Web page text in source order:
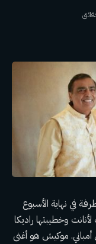
في نهاية الأسبوع
وخطيبتها راديكا
أمباني. موكيش هو أغنى